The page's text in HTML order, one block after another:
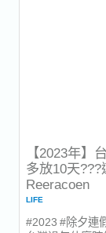
【2023年
多放10天
Reeracoen
LIFE
#2023 #除夕連